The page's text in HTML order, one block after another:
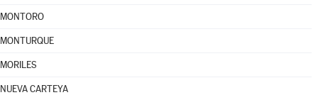
MONTORO
MONTURQUE
MORILES
NUEVA CARTEYA